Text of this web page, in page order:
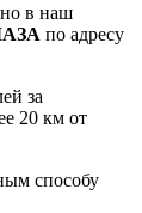
в наш
по адресу
за
20 км от
способу